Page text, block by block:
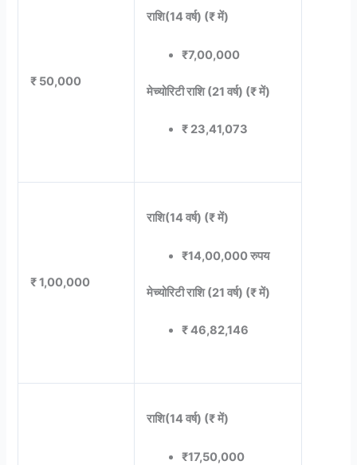
₹ 50,000
राशि(14 वर्ष) (₹ में)
₹7,00,000
मेच्योरिटी राशि (21 वर्ष) (₹ में)
₹ 23,41,073
₹ 1,00,000
राशि(14 वर्ष) (₹ में)
₹14,00,000 रुपय
मेच्योरिटी राशि (21 वर्ष) (₹ में)
₹ 46,82,146
राशि(14 वर्ष) (₹ में)
₹17,50,000